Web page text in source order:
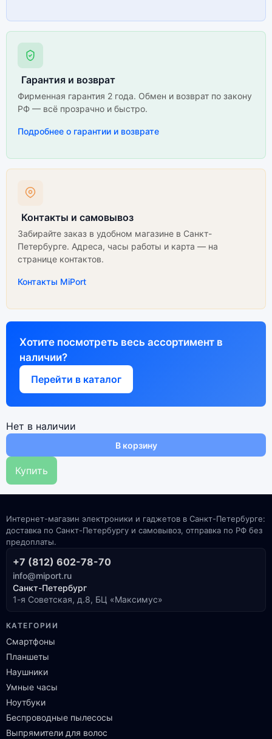
Гарантия и возврат
Фирменная гарантия 2 года. Обмен и возврат по закону
РФ — всё прозрачно и быстро.
Подробнее о гарантии и возврате
Контакты и самовывоз
Забирайте заказ в удобном магазине в Санкт-
Петербурге. Адреса, часы работы и карта — на
странице контактов.
Контакты MiPort
Хотите посмотреть весь ассортимент в
наличии?
Перейти в каталог
Нет в наличии
В корзину
Купить
Интернет-магазин электроники и гаджетов в Санкт-Петербурге:
доставка по Санкт-Петербургу и самовывоз, отправка по РФ без
предоплаты.
+7 (812) 602-78-70
info@miport.ru
Санкт-Петербург
1-я Советская, д.8, БЦ «Максимус»
КАТЕГОРИИ
Смартфоны
Планшеты
Наушники
Умные часы
Ноутбуки
Беспроводные пылесосы
Выпрямители для волос